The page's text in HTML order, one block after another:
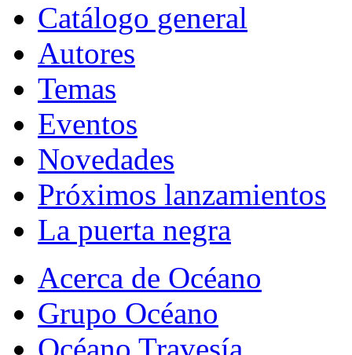
Catálogo general
Autores
Temas
Eventos
Novedades
Próximos lanzamientos
La puerta negra
Acerca de Océano
Grupo Océano